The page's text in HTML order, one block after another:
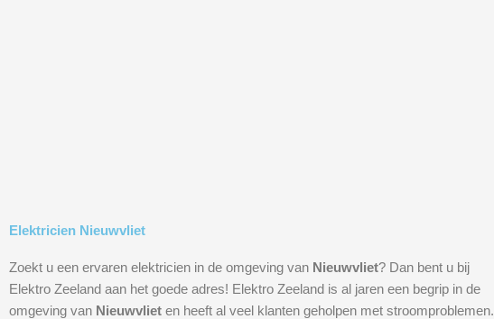
Elektricien Nieuwvliet
Zoekt u een ervaren elektricien in de omgeving van Nieuwvliet? Dan bent u bij
Elektro Zeeland aan het goede adres! Elektro Zeeland is al jaren een begrip in de
omgeving van Nieuwvliet en heeft al veel klanten geholpen met stroomproblemen.